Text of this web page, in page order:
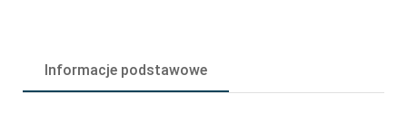
III),
Informacje podstawowe